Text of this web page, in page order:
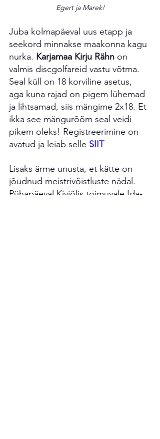
Egert ja Marek!
Juba kolmapäeval uus etapp ja
seekord minnakse maakonna kagu
nurka. Karjamaa Kirju Rähn on
valmis discgolfareid vastu võtma.
Seal küll on 18 korviline asetus,
aga kuna rajad on pigem lühemad
ja lihtsamad, siis mängime 2x18. Et
ikka see mängurõõm seal veidi
pikem oleks! Registreerimine on
avatud ja leiab selle SIIT
Lisaks ärme unusta, et kätte on
jõudnud meistrivõistluste nädal.
Pühapäeval Kiviõlis toimuvale Ida-